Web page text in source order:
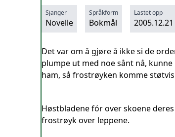
Sjanger
Novelle
Språkform
Bokmål
Lastet opp
2005.12.21
Det var om å gjøre å ikke si de
plumpe ut med noe sånt nå,
ham, så frostrøyken komme
Høstbladene fór over skoene
frostrøyk over leppene.